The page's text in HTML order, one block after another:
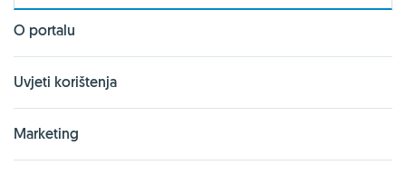
O portalu
Uvjeti korištenja
Marketing